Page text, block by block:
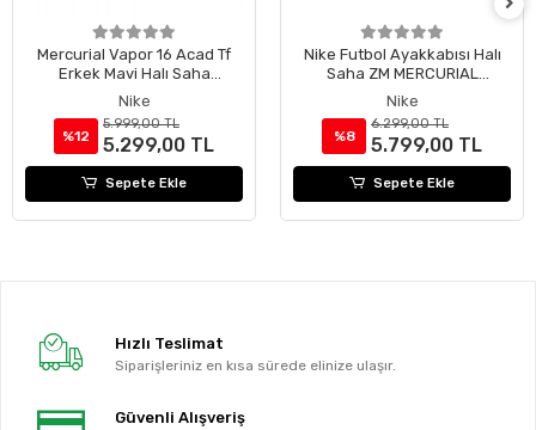
Mercurial Vapor 16 Acad Tf
Erkek Mavi Halı Saha
Ayakkabısı
Nike
%12
5.999,00 TL
5.299,00 TL
Sepete Ekle
Nike Futbol Ayakkabısı Halı
Saha ZM MERCURIAL
SUPERFLY 10 ACADEMY TF
FQ8331-600
Nike
%8
6.299,00 TL
5.799,00 TL
Sepete Ekle
Hızlı Teslimat
Siparişleriniz en kısa sürede elinize ulaşır.
Güvenli Alışveriş